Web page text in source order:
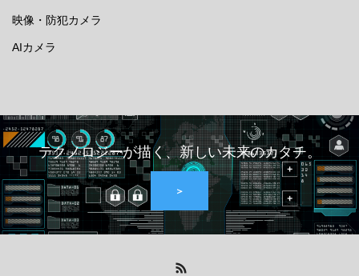
映像・防犯カメラ
AIカメラ
テクノロジーが描く、新しい未来のカタチ。
＞